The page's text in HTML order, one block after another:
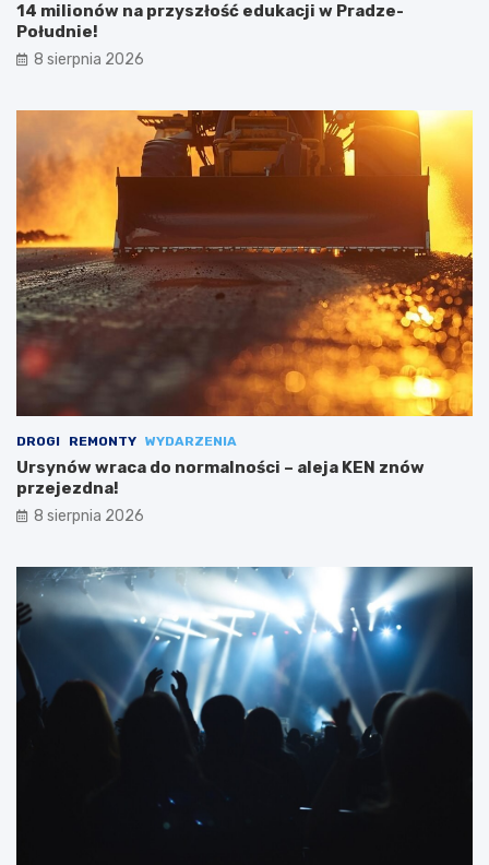
14 milionów na przyszłość edukacji w Pradze-
Południe!
8 sierpnia 2026
DROGI REMONTY WYDARZENIA
Ursynów wraca do normalności – aleja KEN znów
przejezdna!
8 sierpnia 2026